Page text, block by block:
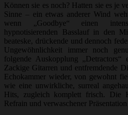
Können sie es noch? Hatten sie es je
Sinne – ein etwas anderer Wind
wenn „Goodbye“ einen
hypnotisierenden Basslauf in den
beateske, drückende und dennoch
Ungewöhnlichkeit immer noch
folgende Auskopplung
Zackige Gitarren und entfremdende
Echokammer wieder, von gewohnt
wie eine unwirkliche, surreal
Hits, zugleich komplett frisch. Die
Refrain und verwaschener